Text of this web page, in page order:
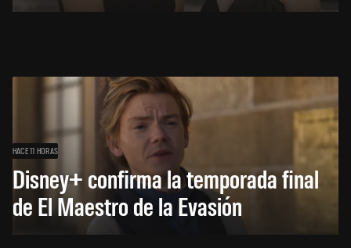
HACE 11 HORAS
Disney+ confirma la temporada final
de El Maestro de la Evasión